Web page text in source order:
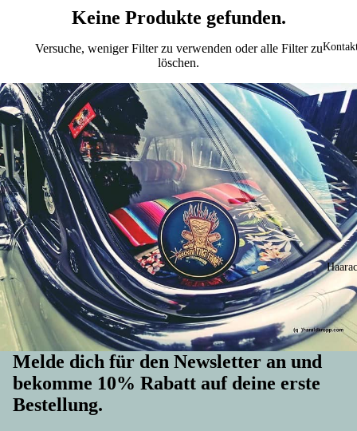
Keine Produkte gefunden.
Versuche, weniger Filter zu verwenden oderalle Filter zu
löschen.
Melde dich für den Newsletter an und
bekomme 10% Rabatt auf deine erste
Bestellung.